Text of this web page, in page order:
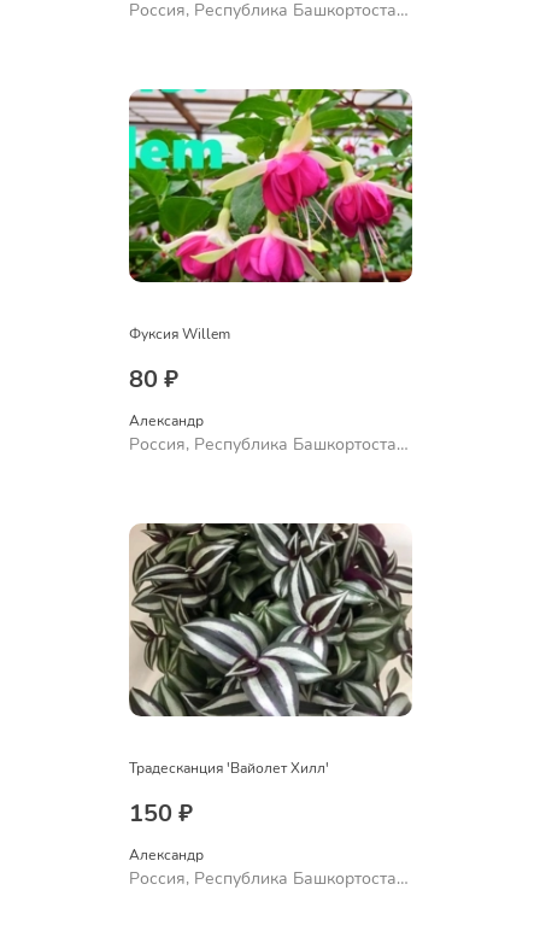
Россия, Республика Башкортостан,
Фуксия Willem
80 ₽
Александр
Россия, Республика Башкортостан,
Традесканция 'Вайолет Хилл'
150 ₽
Александр
Россия, Республика Башкортостан,